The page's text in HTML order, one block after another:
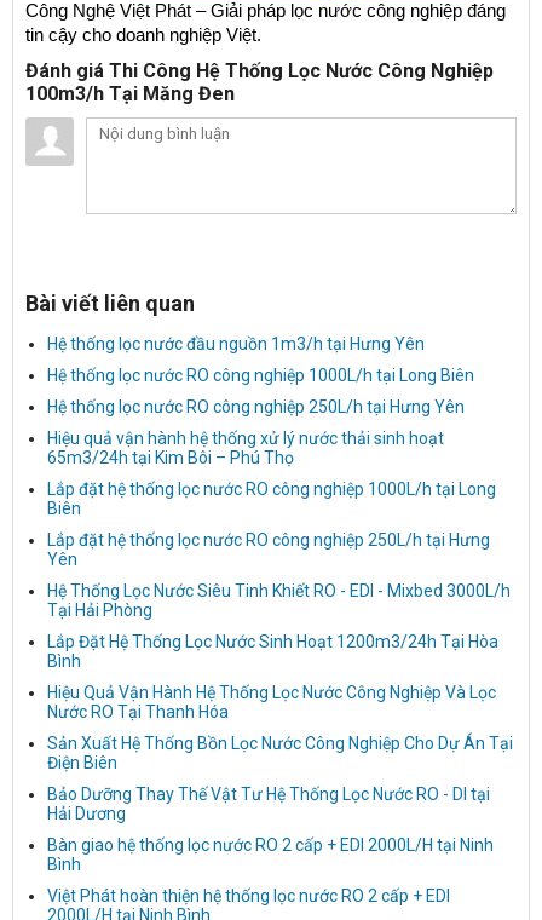
Công Nghệ Việt Phát – Giải pháp lọc nước công nghiệp đáng
tin cậy cho doanh nghiệp Việt.
Đánh giá Thi Công Hệ Thống Lọc Nước Công Nghiệp
100m3/h Tại Măng Đen
Bài viết liên quan
Hệ thống lọc nước đầu nguồn 1m3/h tại Hưng Yên
Hệ thống lọc nước RO công nghiệp 1000L/h tại Long Biên
Hệ thống lọc nước RO công nghiệp 250L/h tại Hưng Yên
Hiệu quả vận hành hệ thống xử lý nước thải sinh hoạt
65m3/24h tại Kim Bôi – Phú Thọ
Lắp đặt hệ thống lọc nước RO công nghiệp 1000L/h tại Long
Biên
Lắp đặt hệ thống lọc nước RO công nghiệp 250L/h tại Hưng
Yên
Hệ Thống Lọc Nước Siêu Tinh Khiết RO - EDI - Mixbed 3000L/h
Tại Hải Phòng
Lắp Đặt Hệ Thống Lọc Nước Sinh Hoạt 1200m3/24h Tại Hòa
Bình
Hiệu Quả Vận Hành Hệ Thống Lọc Nước Công Nghiệp Và Lọc
Nước RO Tại Thanh Hóa
Sản Xuất Hệ Thống Bồn Lọc Nước Công Nghiệp Cho Dự Án Tại
Điện Biên
Bảo Dưỡng Thay Thế Vật Tư Hệ Thống Lọc Nước RO - DI tại
Hải Dương
Bàn giao hệ thống lọc nước RO 2 cấp + EDI 2000L/H tại Ninh
Bình
Việt Phát hoàn thiện hệ thống lọc nước RO 2 cấp + EDI
2000L/H tại Ninh Bình